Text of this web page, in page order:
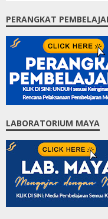
PERANGKAT
LABORATORIUM MAYA